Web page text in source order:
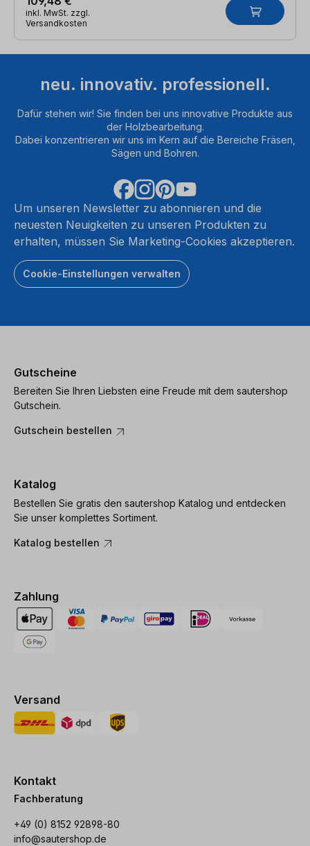
inkl. MwSt. zzgl.
Versandkosten
neu. innovativ. professionell.
Dafür stehen wir! Sie finden bei uns innovative Produkte aus
der Holzbearbeitung.
Dabei konzentrieren wir uns im Kern auf die Bereiche Fräsen,
Sägen und Bohren.
Um unseren Newsletter zu abonnieren und die
neuesten Neuigkeiten zu unseren Produkten zu
erhalten, müssen Sie Marketing-Cookies akzeptieren.
Cookie-Einstellungen verwalten
Gutscheine
Bereiten Sie Ihren Liebsten eine Freude mit dem sautershop
Gutschein.
Gutschein bestellen
Katalog
Bestellen Sie gratis den sautershop Katalog und entdecken
Sie unser komplettes Sortiment.
Katalog bestellen
Zahlung
Versand
Kontakt
Fachberatung
+49 (0) 8152 92898-80
info@sautershop.de